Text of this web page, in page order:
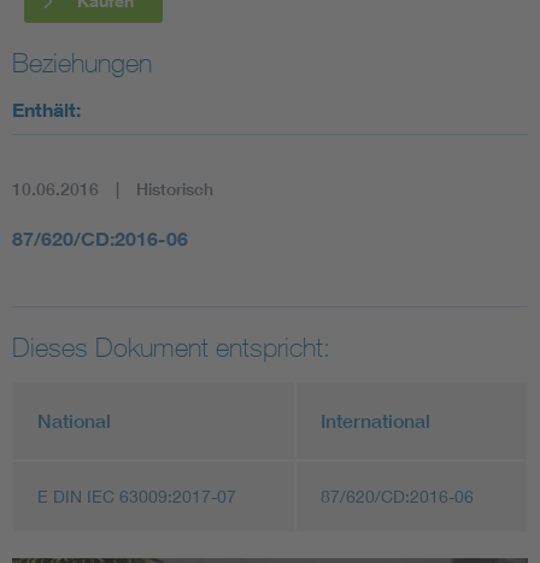
Beziehungen
Enthält:
10.06.2016 Historisch
87/620/CD:2016-06
Dieses Dokument entspricht:
National International
E DIN IEC 63009:2017-07 87/620/CD:2016-06